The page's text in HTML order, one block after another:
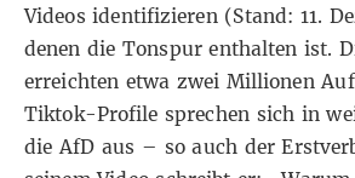
Videos identifizieren(Stand: 11.
denen die Tonspur enthalten ist.
erreichten etwa zwei Millionen
Tiktok-Profile sprechen sich in
die AfD aus – so auch der